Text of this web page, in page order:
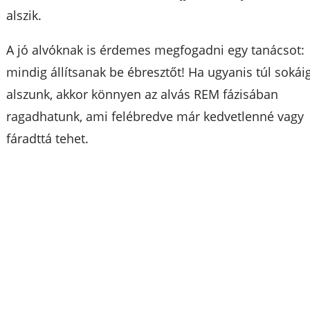
alszik.
A jó alvóknak is érdemes megfogadni egy tanácsot:
mindig állítsanak be ébresztőt! Ha ugyanis túl
alszunk, akkor könnyen az alvás REM fázisában
ragadhatunk, ami felébredve már kedvetlenné vagy
fáradttá tehet.